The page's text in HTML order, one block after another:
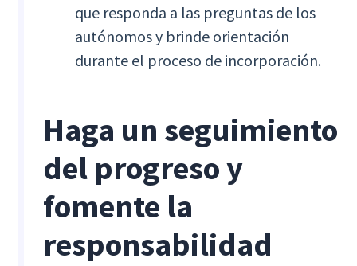
que responda a las preguntas de los
autónomos y brinde orientación
durante el proceso de incorporación.
Haga un seguimiento
del progreso y
fomente la
responsabilidad